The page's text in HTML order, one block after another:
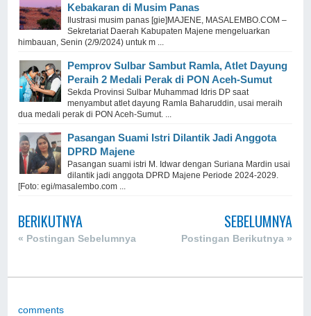
Kebakaran di Musim Panas
Ilustrasi musim panas [gie]MAJENE, MASALEMBO.COM –
Sekretariat Daerah Kabupaten Majene mengeluarkan
himbauan, Senin (2/9/2024) untuk m ...
Pemprov Sulbar Sambut Ramla, Atlet Dayung
Peraih 2 Medali Perak di PON Aceh-Sumut
Sekda Provinsi Sulbar Muhammad Idris DP saat
menyambut atlet dayung Ramla Baharuddin, usai meraih
dua medali perak di PON Aceh-Sumut. ...
Pasangan Suami Istri Dilantik Jadi Anggota
DPRD Majene
Pasangan suami istri M. Idwar dengan Suriana Mardin usai
dilantik jadi anggota DPRD Majene Periode 2024-2029.
[Foto: egi/masalembo.com ...
BERIKUTNYA
« Postingan Sebelumnya
SEBELUMNYA
Postingan Berikutnya »
comments